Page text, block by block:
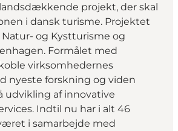
projekt, der skal
i dansk turisme. Projektet
Natur- og Kystturisme og
Formålet med
virksomhedernes
nyeste forskning og viden
udvikling af innovative
Indtil nu har i alt 46
i samarbejde med